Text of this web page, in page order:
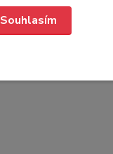
Souhlasím